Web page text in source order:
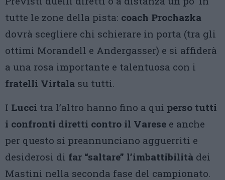
tutte le zone della pista: coach Prochazka
dovrà scegliere chi schierare in porta (tra gli
ottimi Morandell e Andergasser) e si affiderà
a una rosa importante e talentuosa con i
fratelli Virtala su tutti.
I Lucci tra l’altro hanno fino a qui perso tutti
i confronti diretti contro il Varese e anche
per questo si preannunciano agguerriti e
desiderosi di far “saltare” l’imbattibilità dei
Mastini nella seconda fase del campionato.